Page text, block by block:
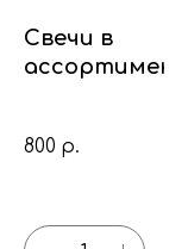
Свечи в
800 р.